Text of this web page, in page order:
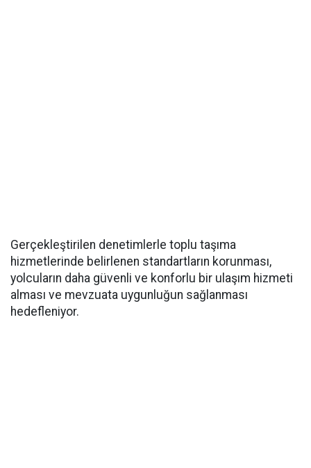
Gerçekleştirilen denetimlerle toplu taşıma
hizmetlerinde belirlenen standartların korunması,
yolcuların daha güvenli ve konforlu bir ulaşım hizmeti
alması ve mevzuata uygunluğun sağlanması
hedefleniyor.